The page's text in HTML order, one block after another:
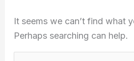
It seems we can’t find what
Perhaps searching can help.